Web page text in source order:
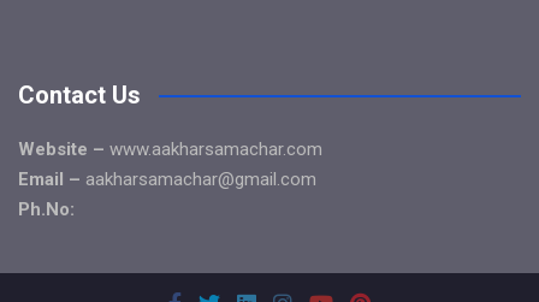
Contact Us
Website – www.aakharsamachar.com
Email – aakharsamachar@gmail.com
Ph.No: